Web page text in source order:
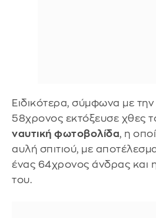
Ειδικότερα, σύμφωνα με
58χρονος εκτόξευσε χθες
ναυτική φωτοβολίδα, η
αυλή σπιτιού, με
ένας 64χρονος άνδρας και
του.